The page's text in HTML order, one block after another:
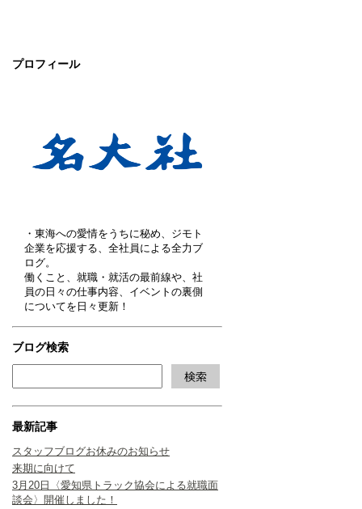
プロフィール
・東海への愛情をうちに秘め、ジモト
企業を応援する、全社員による全力ブ
ログ。
働くこと、就職・就活の最前線や、社
員の日々の仕事内容、イベントの裏側
についてを日々更新！
ブログ検索
最新記事
スタッフブログお休みのお知らせ
来期に向けて
3月20日〈愛知県トラック協会による就職面
談会〉開催しました！